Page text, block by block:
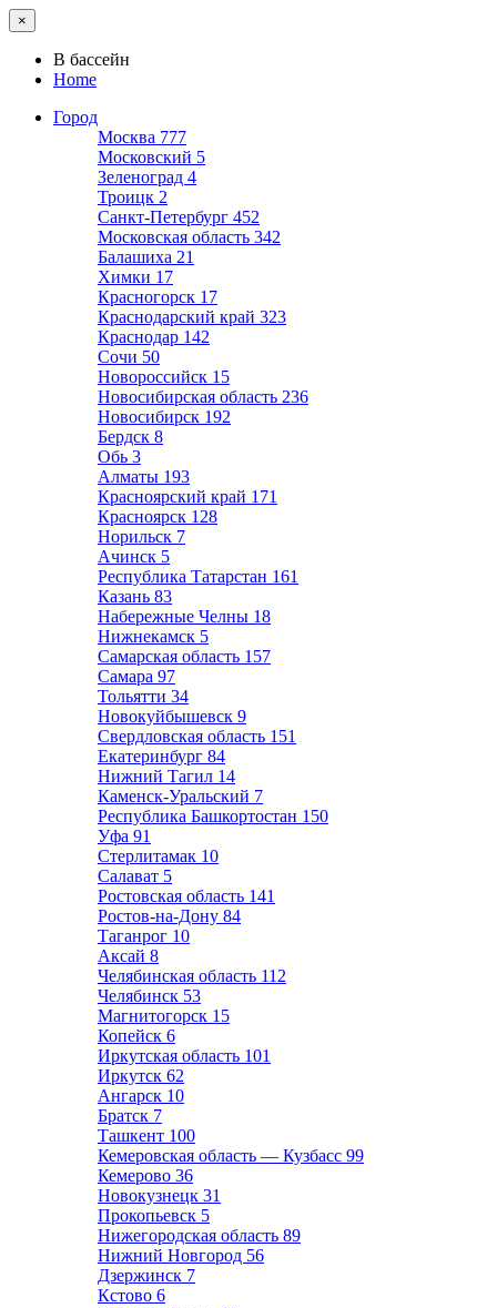
×
В бассейн
Home
Город
Москва 777
Московский 5
Зеленоград 4
Троицк 2
Санкт-Петербург 452
Московская область 342
Балашиха 21
Химки 17
Красногорск 17
Краснодарский край 323
Краснодар 142
Сочи 50
Новороссийск 15
Новосибирская область 236
Новосибирск 192
Бердск 8
Обь 3
Алматы 193
Красноярский край 171
Красноярск 128
Норильск 7
Ачинск 5
Республика Татарстан 161
Казань 83
Набережные Челны 18
Нижнекамск 5
Самарская область 157
Самара 97
Тольятти 34
Новокуйбышевск 9
Свердловская область 151
Екатеринбург 84
Нижний Тагил 14
Каменск-Уральский 7
Республика Башкортостан 150
Уфа 91
Стерлитамак 10
Салават 5
Ростовская область 141
Ростов-на-Дону 84
Таганрог 10
Аксай 8
Челябинская область 112
Челябинск 53
Магнитогорск 15
Копейск 6
Иркутская область 101
Иркутск 62
Ангарск 10
Братск 7
Ташкент 100
Кемеровская область — Кузбасс 99
Кемерово 36
Новокузнецк 31
Прокопьевск 5
Нижегородская область 89
Нижний Новгород 56
Дзержинск 7
Кстово 6